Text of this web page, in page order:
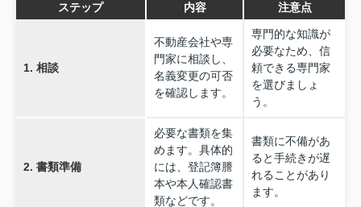
ステップ 内容 注意点
1. 相談
不動産会社や専
門家に相談し、
名義変更の可否
を確認します。
専門的な知識が
必要なため、信
頼できる専門家
を選びましょ
う。
2. 書類準備
必要な書類を集
めます。具体的
には、登記簿謄
本や本人確認書
類などです。
書類に不備があ
ると手続きが遅
れることがあり
ます。